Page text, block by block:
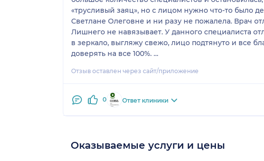
«трусливый заяц», но с лицом нужно что-то было
Светлане Олеговне и ни разу не пожалела. Врач
Лишнего не навязывает. У данного специалиста
в зеркало, выгляжу свежо, лицо подтянуто и все
доверять на все 100%.
Отзыв оставлен через сайт/приложение
0 Ответ клиники
Оказываемые услуги и цены